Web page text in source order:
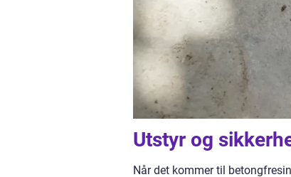
Utstyr og
Når det kommer til